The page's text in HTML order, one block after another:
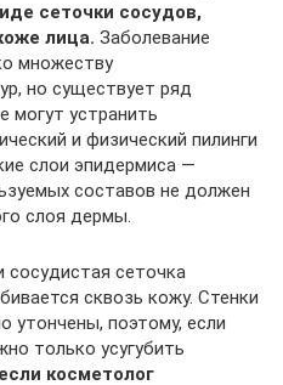
сеточки сосудов,
лица. Заболевание
множеству
но существует ряд
могут устранить
и физический пилинги
слои эпидермиса —
составов не должен
слоя дермы.
сосудистая сеточка
сквозь кожу. Стенки
утончены, поэтому, если
только усугубить
если косметолог